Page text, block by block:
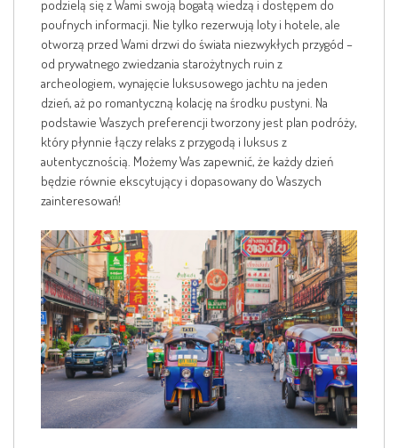
podzielą się z Wami swoją bogatą wiedzą i dostępem do
poufnych informacji. Nie tylko rezerwują loty i hotele, ale
otworzą przed Wami drzwi do świata niezwykłych przygód –
od prywatnego zwiedzania starożytnych ruin z
archeologiem, wynajęcie luksusowego jachtu na jeden
dzień, aż po romantyczną kolację na środku pustyni. Na
podstawie Waszych preferencji tworzony jest plan podróży,
który płynnie łączy relaks z przygodą i luksus z
autentycznością. Możemy Was zapewnić, że każdy dzień
będzie równie ekscytujący i dopasowany do Waszych
zainteresowań!